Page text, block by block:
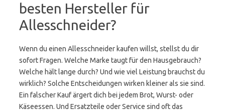
besten Hersteller für
Allesschneider?
Wenn du einen Allesschneider kaufen willst, stellst du dir
sofort Fragen. Welche Marke taugt für den Hausgebrauch?
Welche hält lange durch? Und wie viel Leistung brauchst du
wirklich? Solche Entscheidungen wirken kleiner als sie sind.
Ein falscher Kauf ärgert dich bei jedem Brot, Wurst- oder
Käseessen. Und Ersatzteile oder Service sind oft das